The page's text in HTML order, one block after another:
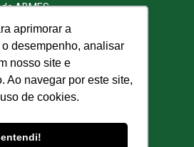
aprimorar a
desempenho, analisar
nosso site e
Ao navegar por este site,
de cookies.
ABMES
reservados.